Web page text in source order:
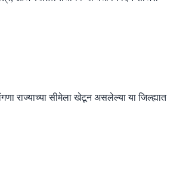
राज्याच्या सीमेला खेटून असलेल्या या जिल्ह्यात